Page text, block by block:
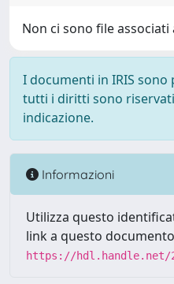
Non ci sono file
I documenti in IRIS
tutti i diritti sono
indicazione.
Informazioni
Utilizza questo
link a questo
https://hdl.handle.net/